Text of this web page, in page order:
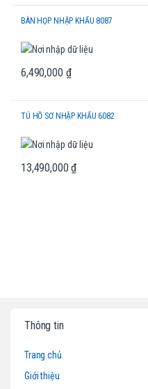
BÀN HỌP NHẬP KHẨU 8087
6,490,000 ₫
TỦ HỒ SƠ NHẬP KHẨU 6082
13,490,000₫
Thông tin
Trang chủ
Giới thiệu